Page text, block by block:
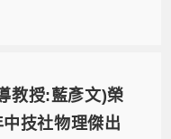
教授:藍彥文)榮
技社物理傑出